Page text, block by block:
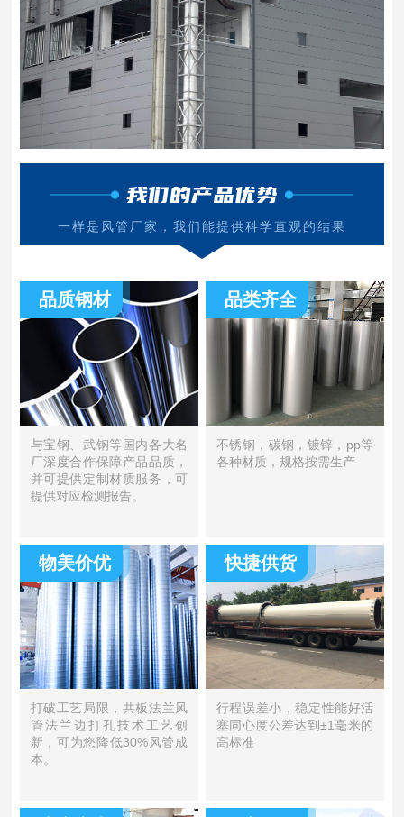
我们的产品优势
一样是风管厂家，我们能提供科学直观的结果
品质钢材
与宝钢、武钢等国内各大名
厂深度合作保障产品品质，
并可提供定制材质服务，可
提供对应检测报告。
品类齐全
不锈钢，碳钢，镀锌，pp等
各种材质，规格按需生产
物美价优
打破工艺局限，共板法兰风
管法兰边打孔技术工艺创
新，可为您降低30%风管成
本。
快捷供货
行程误差小，稳定性能好活
塞同心度公差达到±1毫米的
高标准